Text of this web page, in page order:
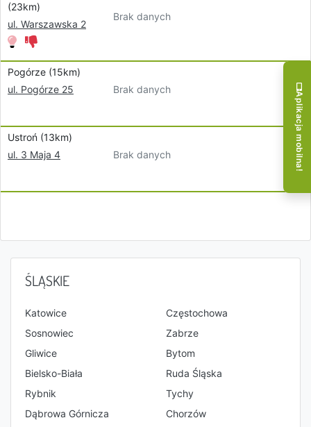
(23km)
ul. Warszawska 2
Brak danych
Pogórze (15km)
ul. Pogórze 25
Brak danych
Ustroń (13km)
ul. 3 Maja 4
Brak danych
ŚLĄSKIE
Katowice
Częstochowa
Sosnowiec
Zabrze
Gliwice
Bytom
Bielsko-Biała
Ruda Śląska
Rybnik
Tychy
Dąbrowa Górnicza
Chorzów
Aplikacja mobilna!